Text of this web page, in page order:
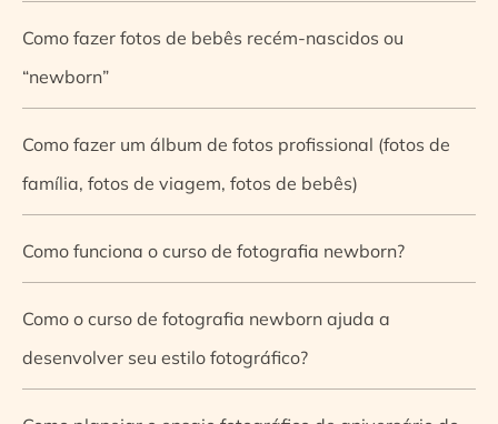
Como fazer fotos de bebês recém-nascidos ou
“newborn”
Como fazer um álbum de fotos profissional (fotos de
família, fotos de viagem, fotos de bebês)
Como funciona o curso de fotografia newborn?
Como o curso de fotografia newborn ajuda a
desenvolver seu estilo fotográfico?